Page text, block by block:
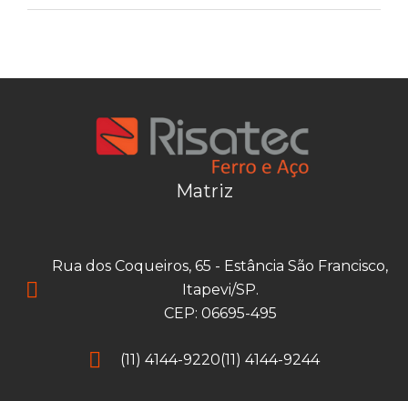
Matriz
Rua dos Coqueiros, 65 - Estância São Francisco,
Itapevi/SP.
CEP: 06695-495
(11) 4144-9220(11) 4144-9244